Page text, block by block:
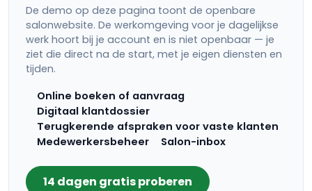
De demo op deze pagina toont de openbare
salonwebsite. De werkomgeving voor je dagelijkse
werk hoort bij je account en is niet openbaar — je
ziet die direct na de start, met je eigen diensten en
tijden.
Online boeken of aanvraag
Digitaal klantdossier
Terugkerende afspraken voor vaste klanten
Medewerkersbeheer
Salon-inbox
14 dagen gratis proberen